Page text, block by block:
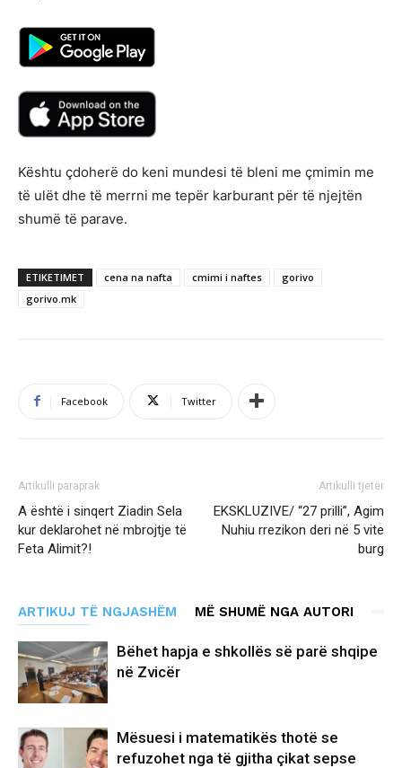
Kështu çdoherë do keni mundesi të bleni me çmimin me
të ulët dhe të merrni me tepër karburant për të njejtën
shumë të parave.
ETIKETIMET cena na nafta cmimi i naftes
gorivo
gorivo.mk
Facebook Twitter
Artikulli paraprak
A është i sinqert Ziadin Sela
kur deklarohet në mbrojtje të
Feta Alimit?!
Artikulli tjetër
EKSKLUZIVE/ “27 prilli”, Agim
Nuhiu rrezikon deri në 5 vite
burg
ARTIKUJ TË NGJASHËM MË SHUMË NGA AUTORI
Bëhet hapja e shkollës së parë shqipe
në Zvicër
Mësuesi i matematikës thotë se
refuzohet nga të gjitha çikat sepse